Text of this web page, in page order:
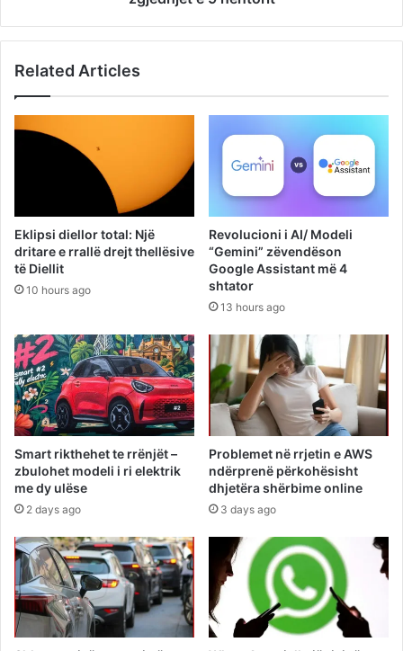
Related Articles
Eklipsi diellor total: Një
dritare e rrallë drejt thellësive
të Diellit
10 hours ago
Revolucioni i AI/ Modeli
“Gemini” zëvendëson
Google Assistant më 4
shtator
13 hours ago
Smart rikthehet te rrënjët –
zbulohet modeli i ri elektrik
me dy ulëse
2 days ago
Problemet në rrjetin e AWS
ndërprenë përkohësisht
dhjetëra shërbime online
3 days ago